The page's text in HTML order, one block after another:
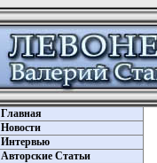
Главная
Новости
Интервью
Авторские Статьи